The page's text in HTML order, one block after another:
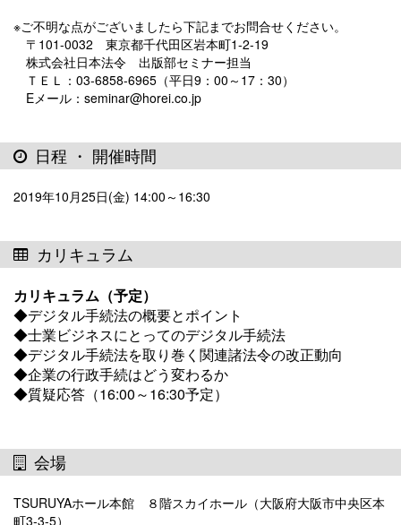
※ご不明な点がございましたら下記までお問合せください。
〒101-0032 東京都千代田区岩本町1-2-19
株式会社日本法令 出版部セミナー担当
ＴＥＬ：03-6858-6965（平日9：00～17：30）
Eメール：seminar@horei.co.jp
日程 ・ 開催時間
2019年10月25日(金) 14:00～16:30
カリキュラム
カリキュラム（予定）
◆デジタル手続法の概要とポイント
◆士業ビジネスにとってのデジタル手続法
◆デジタル手続法を取り巻く関連諸法令の改正動向
◆企業の行政手続はどう変わるか
◆質疑応答（16:00～16:30予定）
会場
TSURUYAホール本館 ８階スカイホール（大阪府大阪市中央区本
町3-3-5）